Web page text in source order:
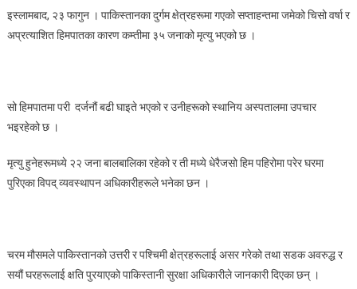
हिम
३५
इस्लामबाद, २३ फागुन । पाकिस्तानका दुर्गम क्षेत्रहरूमा गएको सप्ताहन्तमा जमेको चिसो वर्षा र
अप्रत्याशित हिमपातका कारण कम्तीमा ३५ जनाको मृत्यु भएको छ ।
सो हिमपातमा परी दर्जनौं बढी घाइते भएको र उनीहरूको स्थानिय अस्पतालमा उपचार
भइरहेको छ ।
मृत्यु हुनेहरूमध्ये २२ जना बालबालिका रहेको र ती मध्ये धेरैजसो हिम पहिरोमा परेर घरमा
पुरिएका विपद् व्यवस्थापन अधिकारीहरूले भनेका छन ।
चरम मौसमले पाकिस्तानको उत्तरी र पश्चिमी क्षेत्रहरूलाई असर गरेको तथा सडक अवरुद्ध र
सयौं घरहरूलाई क्षति पुरयाएको पाकिस्तानी सुरक्षा अधिकारीले जानकारी दिएका छन् ।